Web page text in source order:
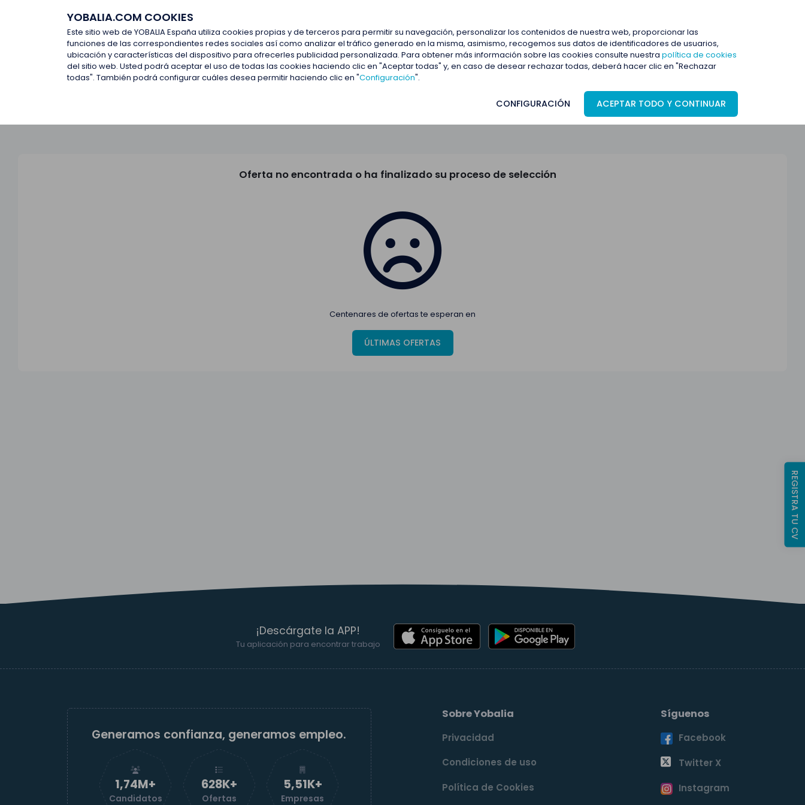
YOBALIA.COM COOKIES
Este sitio web de YOBALIA España utiliza cookies propias y de terceros para permitir su navegación, personalizar los contenidos de nuestra web, proporcionar las
funciones de las correspondientes redes sociales así como analizar el tráfico generado en la misma, asimismo, recogemos sus datos de identificadores de usuarios,
ubicación y características del dispositivo para ofrecerles publicidad personalizada. Para obtener más información sobre las cookies consulte nuestra política de cookies
del sitio web. Usted podrá aceptar el uso de todas las cookies haciendo clic en "Aceptar todas" y, en caso de desear rechazar todas, deberá hacer clic en "Rechazar
todas". También podrá configurar cuáles desea permitir haciendo clic en "Configuración".
CONFIGURACIÓN ACEPTAR TODO Y CONTINUAR
Últimas ofertas
Últimas ofertas
Oferta no encontrada o ha finalizado su proceso de selección
Centenares de ofertas te esperan en
ÚLTIMAS OFERTAS
¡Descárgate la APP!
Tu aplicación para encontrar trabajo
Generamos confianza, generamos empleo.
1,74M+
Candidatos
629K+
Ofertas
5,52K+
Empresas
Sobre Yobalia
Privacidad
Condiciones de uso
Política de Cookies
Síguenos
Facebook
Twitter X
Instagram
REGISTRA TU CV